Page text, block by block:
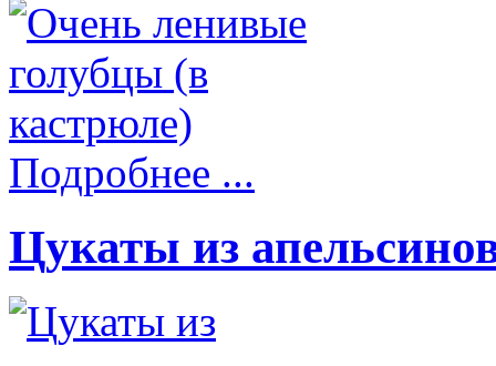
Подробнее ...
Цукаты из